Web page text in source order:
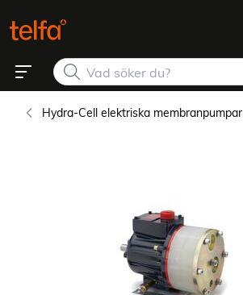
Hydra-Cell elektriska membranpumpar